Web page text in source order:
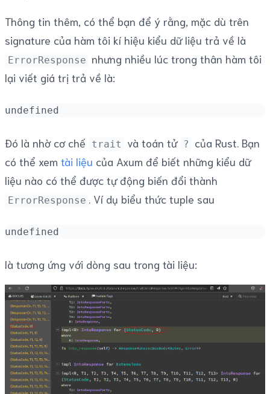
Thông tin thêm, có thể bạn để ý rằng, mặc dù trên
signature của hàm tôi kí hiệu kiểu dữ liệu trả về là
ErrorResponse nhưng nhiều lúc trong thân hàm tôi
lại viết giá trị trả về là:
undefined
Đó là nhờ cơ chế trait và toán tử ?
của Rust. Bạn
có thể xem tài liệu của Axum để biết những kiểu dữ
liệu nào có thể được tự động biến đổi thành
ErrorResponse . Ví dụ biểu thức tuple sau
undefined
là tương ứng với dòng sau trong tài liệu: